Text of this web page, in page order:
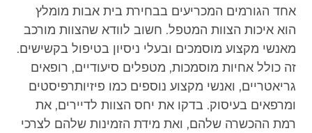
אחד הגורמים המכריעים בבחירת בית אבות מומלץ
הוא איכות הצוות המטפל. חשוב לוודא שהצוות מורכב
מאנשי מקצוע מוסמכים ובעלי ניסיון בטיפול בקשישים.
זה כולל אחיות מוסמכות, מטפלים סיעודיים, רופאים
גריאטריים, ואנשי מקצוע נוספים כמו פיזיותרפיסטים
ומרפאים בעיסוק. בדקו את יחס הצוות לדיירים, את
רמת ההכשרה שלהם, ואת מידת הזמינות שלהם לצרכי